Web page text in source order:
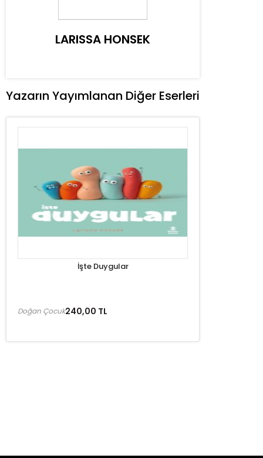
LARISSA HONSEK
Yazarın Yayımlanan Diğer Eserleri
İşte Duygular
240,00 TL
Doğan Çocuk